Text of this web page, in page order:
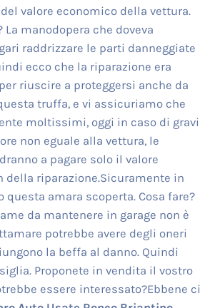
valore economico della vettura.
La manodopera che doveva
raddrizzare le parti danneggiate
ecco che la riparazione era
riuscire a proteggersi anche da
truffa, e vi assicuriamo che
moltissimi, oggi in caso di gravi
non eguale alla vettura, le
a pagare solo il valore
della riparazione.Sicuramente in
amara scoperta. Cosa fare?
da mantenere in garage non è
potrebbe avere degli oneri
la beffa al danno. Quindi
Proponete in vendita il vostro
essere interessato?Ebbene ci